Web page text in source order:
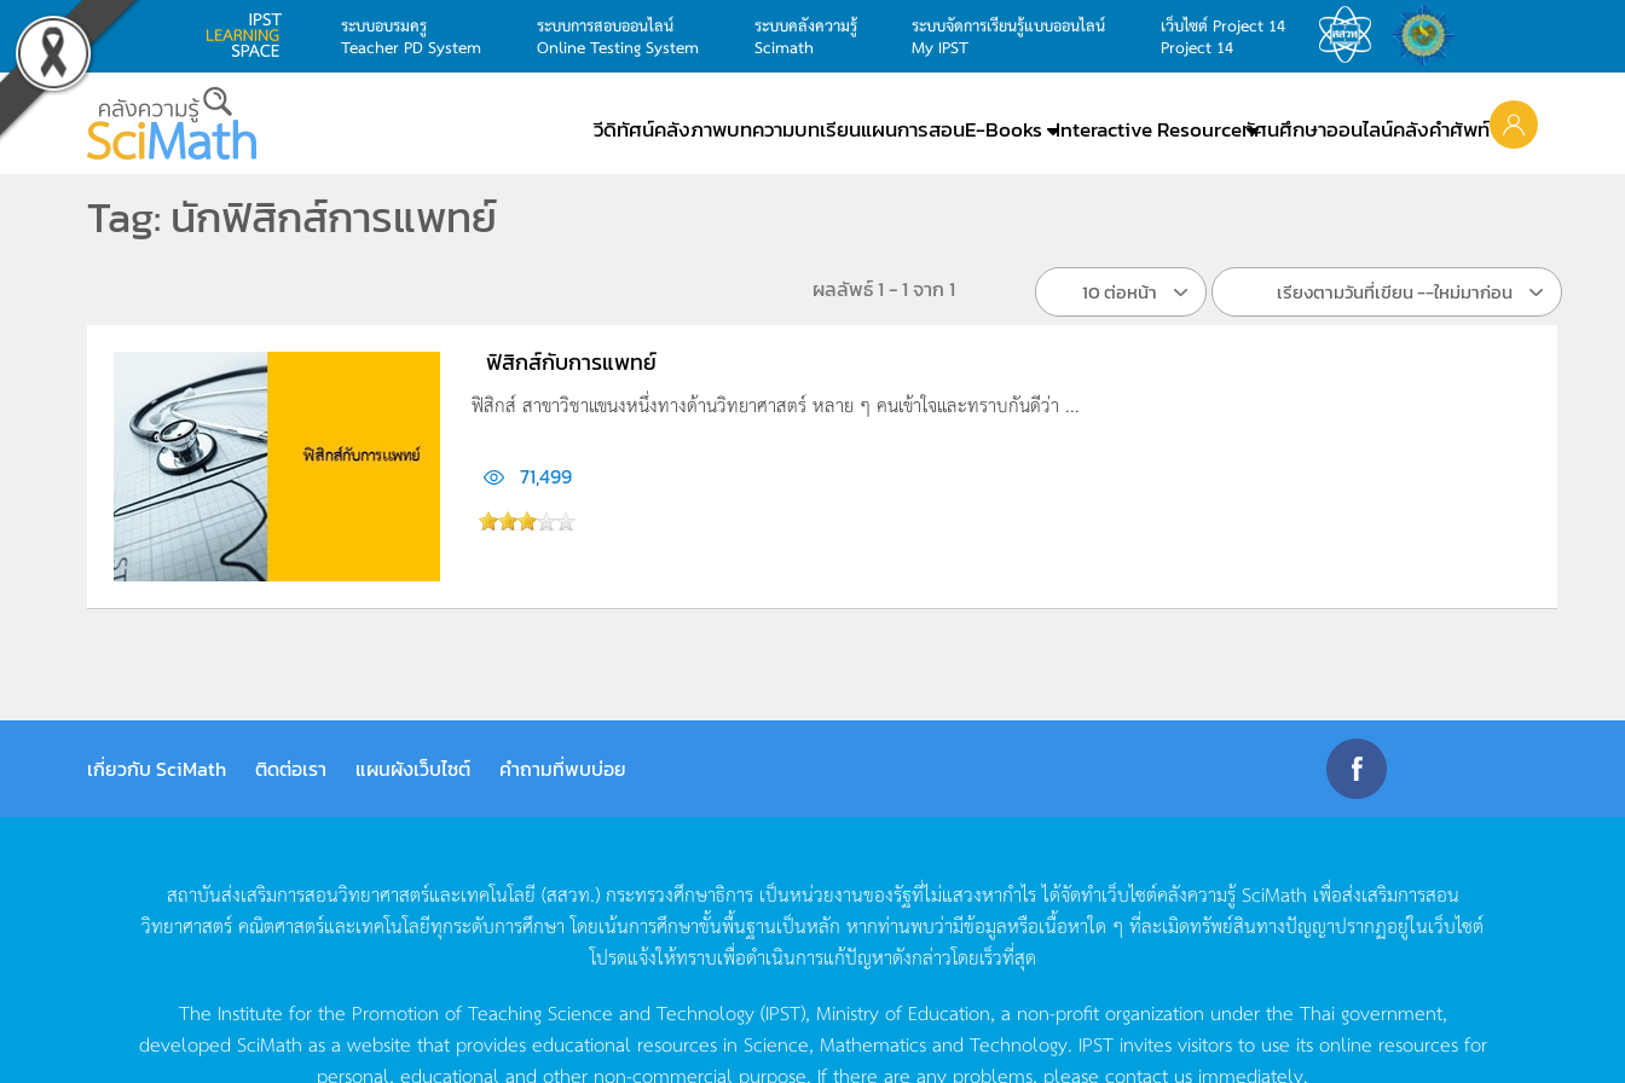
Skip to main content
ระบบอบรมครู
Teacher PD System
ระบบการสอบออนไลน์
Online Testing System
ระบบคลังความรู้
Scimath
ระบบจัดการเรียนรู้แบบออนไลน์
My IPST
เว็บไซต์ Project 14
Project 14
วีดิทัศน์คลังภาพบทความบทเรียนแผนการสอนE-Books Interactive Resourceทัศนศึกษาออนไลน์คลังคำศัพท์
Tag: นักฟิสิกส์การแพทย์
ผลลัพธ์ 1 - 1 จาก 1 10 ต่อหน้า เรียงตามวันที่เขียน --ใหม่มาก่อน
ฟิสิกส์กับการแพทย์
ฟิสิกส์ สาขาวิชาแขนงหนึ่งทางด้านวิทยาศาสตร์ หลาย ๆ คนเข้าใจและทราบกันดีว่า ...
71,499
เกี่ยวกับ SciMath ติดต่อเรา แผนผังเว็บไซต์ คำถามที่พบบ่อย
สถาบันส่งเสริมการสอนวิทยาศาสตร์และเทคโนโลยี (สสวท.) กระทรวงศึกษาธิการ เป็นหน่วยงานของรัฐที่ไม่แสวงหากำไรได้จัดทำเว็บไซต์คลังความรู้SciMath เพื่อส่งเสริมการสอน
วิทยาศาสตร์คณิตศาสตร์และเทคโนโลยีทุกระดับการศึกษา โดยเน้นการศึกษาขั้นพื้นฐานเป็นหลัก หากท่านพบว่ามีข้อมูลหรือเนื้อหาใด ๆ ที่ละเมิดทรัพย์สินทางปัญญาปรากฏอยู่ในเว็บไซต์
โปรดแจ้งให้ทราบเพื่อดำเนินการแก้ปัญหาดังกล่าวโดยเร็วที่สุด
The Institute for the Promotion of Teaching Science and Technology (IPST), Ministry of Education, a non-profit organization under the Thai government,
developed SciMath as a website that provides educational resources in Science, Mathematics and Technology. IPST invites visitors to use its online resources for
personal, educational and other non-commercial purpose. If there are any problems, please contact us immediately.